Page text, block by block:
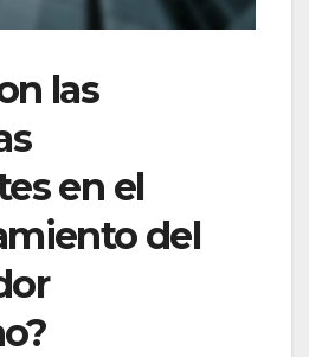
las
en el
del